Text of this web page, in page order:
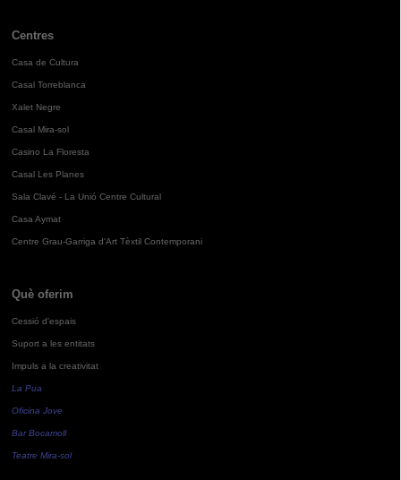
Centres
Casa de Cultura
Casal Torreblanca
Xalet Negre
Casal Mira-sol
Casino La Floresta
Casal Les Planes
Sala Clavé - La Unió Centre Cultural
Casa Aymat
Centre Grau-Garriga d'Art Tèxtil Contemporani
Què oferim
Cessió d'espais
Suport a les entitats
Impuls a la creativitat
La Pua
Oficina Jove
Bar Bocamoll
Teatre Mira-sol